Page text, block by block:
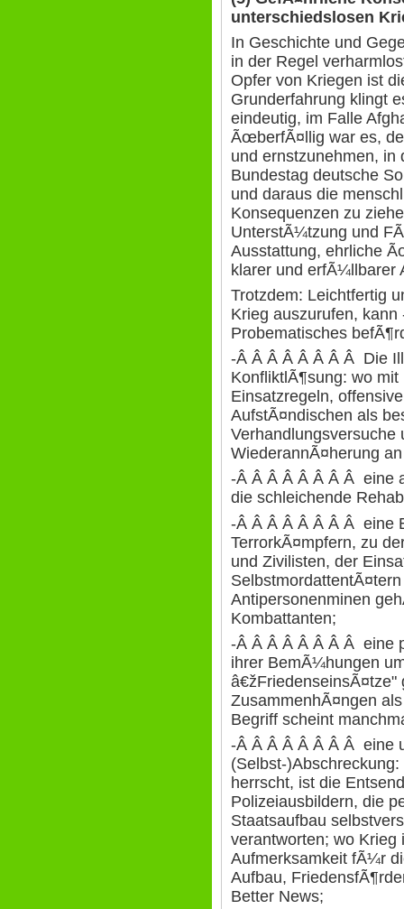
unterschiedslosen
In Geschichte und
in der Regel
Opfer von Kriegen ist
Grunderfahrung klingt
eindeutig, im Falle
ÃœberfÃ¤llig war es,
und ernstzunehmen, in
Bundestag deutsche
und daraus die
Konsequenzen zu
UnterstÃ¼tzung und
Ausstattung, ehrliche
klarer und erfÃ¼llbarer
Trotzdem: Leichtfertig
Krieg auszurufen,
Probematisches
-Â Â Â Â Â Â Â Â Die
KonfliktlÃ¶sung: wo
Einsatzregeln,
AufstÃ¤ndischen als
Verhandlungsversuche
WiederannÃ¤herung
-Â Â Â Â Â Â Â Â eine
die schleichende
-Â Â Â Â Â Â Â Â eine
TerrorkÃ¤mpfern, zu
und Zivilisten, der
Antipersonenminen
Kombattanten;
-Â Â Â Â Â Â Â Â eine
ihrer BemÃ¼hungen
â€žFriedenseinsÃ¤tze"
ZusammenhÃ¤ngen
Begriff scheint
-Â Â Â Â Â Â Â Â eine
(Selbst-
herrscht, ist die
Polizeiausbildern, die
Staatsaufbau
verantworten; wo Krieg
Aufmerksamkeit fÃ¼r
Aufbau,
Better News;